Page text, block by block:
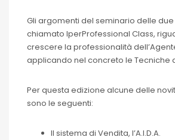
Gli argomenti del seminario delle
chiamato IperProfessional Class,
crescere la professionalità
applicando nel concreto le Tecniche
Per questa edizione alcune delle
sono le seguenti:
Il sistema di Vendita, l’A.I.D.A.